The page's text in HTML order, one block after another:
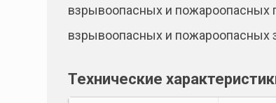
взрывоопасных и пожароопасных
взрывоопасных и пожароопасных
Технические